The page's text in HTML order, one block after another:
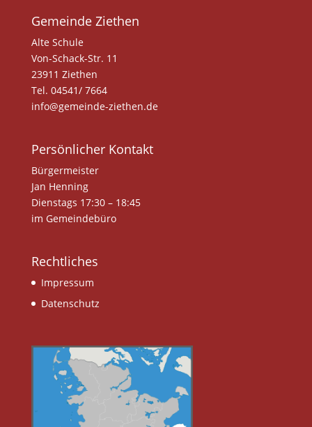
Gemeinde Ziethen
Alte Schule
Von-Schack-Str. 11
23911 Ziethen
Tel. 04541/ 7664
info@gemeinde-ziethen.de
Persönlicher Kontakt
Bürgermeister
Jan Henning
Dienstags 17:30 – 18:45
im Gemeindebüro
Rechtliches
Impressum
Datenschutz